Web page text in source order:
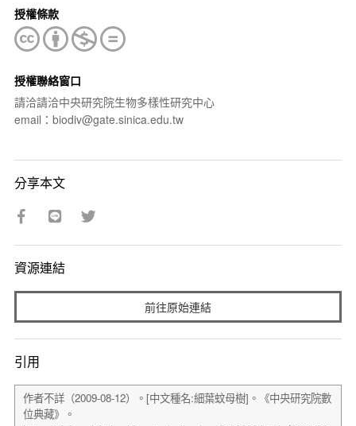
授權條款
授權聯絡窗口
請洽請洽中央研究院生物多樣性研究中心
email：biodiv@gate.sinica.edu.tw
分享本文
資源連結
前往原始連結
引用